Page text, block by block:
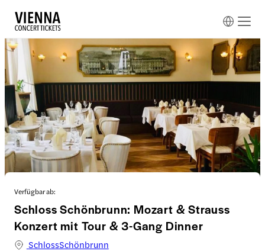
Verfügbar ab:
Schloss Schönbrunn: Mozart & Strauss
Konzert mit Tour & 3-Gang Dinner
SchlossSchönbrunn